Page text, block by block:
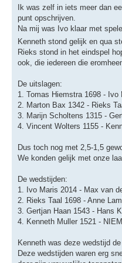
Ik was zelf in iets meer dan
punt opschrijven.
Na mij was Ivo klaar met
Kenneth stond gelijk en qua
Rieks stond in het eindspel
ook, die iedereen die
De uitslagen:
1. Tomas Hiemstra 1698 - Ivo
2. Marton Bax 1342 - Rieks
3. Marijn Scholtens 1315 -
4. Vincent Wolters 1155 -
Dus toch nog met 2,5-1,5
We konden gelijk met onze
De wedstijden:
1. Ivo Maris 2014 - Max van
2. Rieks Taal 1698 - Anne
3. Gertjan Haan 1543 - Hans
4. Kenneth Muller 1521 -
Kenneth was deze wedstijd
Deze wedstijden waren erg